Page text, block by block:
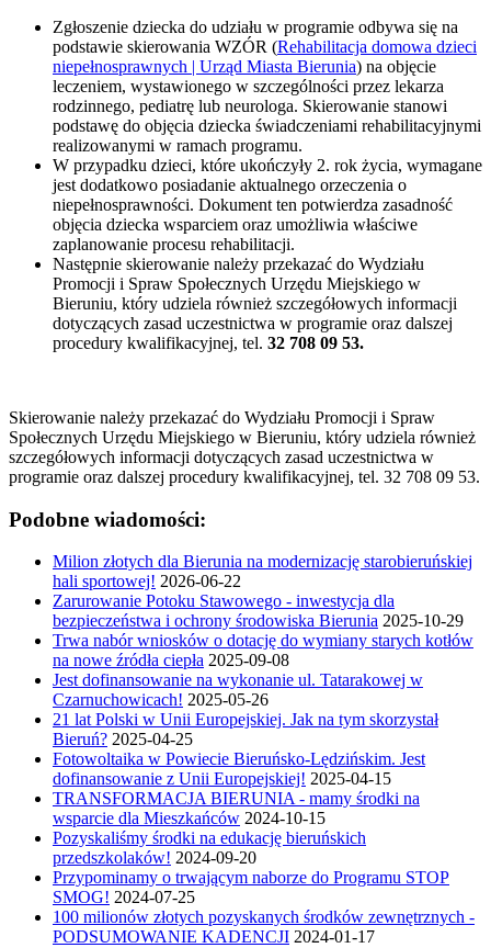
Zgłoszenie dziecka do udziału w programie odbywa się na
podstawie skierowania WZÓR (Rehabilitacja domowa dzieci
niepełnosprawnych | Urząd Miasta Bierunia) na objęcie
leczeniem, wystawionego w szczególności przez lekarza
rodzinnego, pediatrę lub neurologa. Skierowanie stanowi
podstawę do objęcia dziecka świadczeniami rehabilitacyjnymi
realizowanymi w ramach programu.
W przypadku dzieci, które ukończyły 2. rok życia, wymagane
jest dodatkowo posiadanie aktualnego orzeczenia o
niepełnosprawności. Dokument ten potwierdza zasadność
objęcia dziecka wsparciem oraz umożliwia właściwe
zaplanowanie procesu rehabilitacji.
Następnie skierowanie należy przekazać do Wydziału
Promocji i Spraw Społecznych Urzędu Miejskiego w
Bieruniu, który udziela również szczegółowych informacji
dotyczących zasad uczestnictwa w programie oraz dalszej
procedury kwalifikacyjnej, tel. 32 708 09 53.
Skierowanie należy przekazać do Wydziału Promocji i Spraw
Społecznych Urzędu Miejskiego w Bieruniu, który udziela również
szczegółowych informacji dotyczących zasad uczestnictwa w
programie oraz dalszej procedury kwalifikacyjnej, tel. 32 708 09 53.
Podobne wiadomości:
Milion złotych dla Bierunia na modernizację starobieruńskiej
hali sportowej! 2026-06-22
Zarurowanie Potoku Stawowego - inwestycja dla
bezpieczeństwa i ochrony środowiska Bierunia 2025-10-29
Trwa nabór wniosków o dotację do wymiany starych kotłów
na nowe źródła ciepła 2025-09-08
Jest dofinansowanie na wykonanie ul. Tatarakowej w
Czarnuchowicach! 2025-05-26
21 lat Polski w Unii Europejskiej. Jak na tym skorzystał
Bieruń? 2025-04-25
Fotowoltaika w Powiecie Bieruńsko-Lędzińskim. Jest
dofinansowanie z Unii Europejskiej! 2025-04-15
TRANSFORMACJA BIERUNIA - mamy środki na
wsparcie dla Mieszkańców 2024-10-15
Pozyskaliśmy środki na edukację bieruńskich
przedszkolaków! 2024-09-20
Przypominamy o trwającym naborze do Programu STOP
SMOG! 2024-07-25
100 milionów złotych pozyskanych środków zewnętrznych -
PODSUMOWANIE KADENCJI 2024-01-17